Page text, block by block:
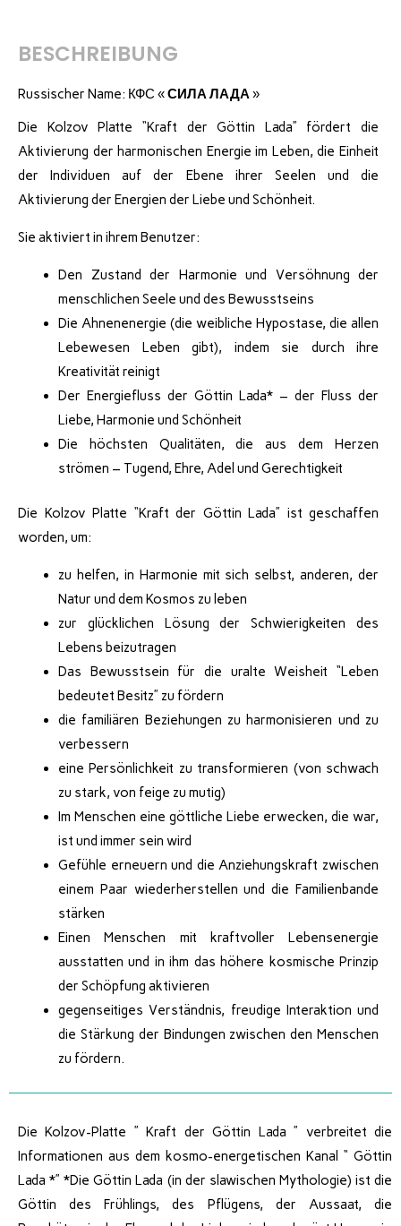
BESCHREIBUNG
Russischer Name: КФС «СИЛА ЛАДА»
Die Kolzov Platte “Kraft der Göttin Lada” fördert die
Aktivierung der harmonischen Energie im Leben, die Einheit
der Individuen auf der Ebene ihrer Seelen und die
Aktivierung der Energien der Liebe und Schönheit.
Sie aktiviert in ihrem Benutzer:
Den Zustand der Harmonie und Versöhnung der
menschlichen Seele und des Bewusstseins
Die Ahnenenergie (die weibliche Hypostase, die allen
Lebewesen Leben gibt), indem sie durch ihre
Kreativität reinigt
Der Energiefluss der Göttin Lada* – der Fluss der
Liebe, Harmonie und Schönheit
Die höchsten Qualitäten, die aus dem Herzen
strömen – Tugend, Ehre, Adel und Gerechtigkeit
Die Kolzov Platte “Kraft der Göttin Lada” ist geschaffen
worden, um:
zu helfen, in Harmonie mit sich selbst, anderen, der
Natur und dem Kosmos zu leben
zur glücklichen Lösung der Schwierigkeiten des
Lebens beizutragen
Das Bewusstsein für die uralte Weisheit “Leben
bedeutet Besitz” zu fördern
die familiären Beziehungen zu harmonisieren und zu
verbessern
eine Persönlichkeit zu transformieren (von schwach
zu stark, von feige zu mutig)
Im Menschen eine göttliche Liebe erwecken, die war,
ist und immer sein wird
Gefühle erneuern und die Anziehungskraft zwischen
einem Paar wiederherstellen und die Familienbande
stärken
Einen Menschen mit kraftvoller Lebensenergie
ausstatten und in ihm das höhere kosmische Prinzip
der Schöpfung aktivieren
gegenseitiges Verständnis, freudige Interaktion und
die Stärkung der Bindungen zwischen den Menschen
zu fördern.
Die Kolzov-Platte ” Kraft der Göttin Lada ” verbreitet die
Informationen aus dem kosmo-energetischen Kanal “ Göttin
Lada *” *Die Göttin Lada (in der slawischen Mythologie) ist die
Göttin des Frühlings, des Pflügens, der Aussaat, die